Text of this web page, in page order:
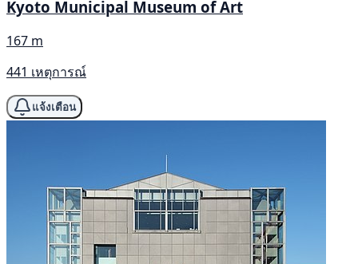
Kyoto Municipal Museum of Art
167 m
441 เหตุการณ์
แจ้งเตือน